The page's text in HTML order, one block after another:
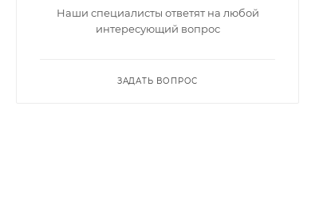
Наши специалисты ответят на любой
интересующий вопрос
ЗАДАТЬ ВОПРОС